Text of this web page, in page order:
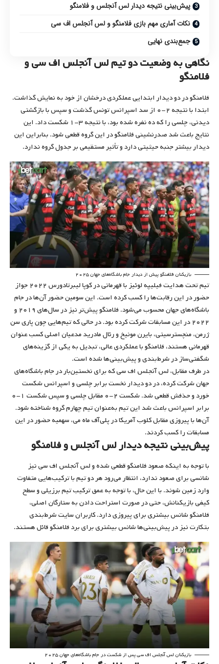
پیش‌بینی نتیجه دیدار لس آنجلس و فلامنگو
نکات آماری مهم بازی فلامنگو و لس آنجلس اف سی
جمع‌بندی نهایی
نگاهی به وضعیت دو تیم لس آنجلس اف سی و
فلامنگو
فلامنگو در دو دیدار ابتدایی عملکردی درخشان از خود به نمایش گذاشت.
ابتدا با نتیجه ۲-۰ از سد اسپرانس تونس گذشت و سپس با بازگشتی
دیدنی، چلسی را که ده نفره شده بود، با نتیجه ۳-۱ شکست داد. این
نتایج باعث شد صدرنشینی فلامنگو در این گروه قطعی شود. بنابراین این
دیدار بیشتر جنبه حیثیتی دارد و تأثیر مستقیمی بر جدول گروه ندارد.
بازیکنان فلامنگو پیش از دیدار جام باشگاه‌های جهان ۲۰۲۵
تیم تحت هدایت فیلیپه لوئیز با قهرمانی در کوپا لیبرتادورس ۲۰۲۲ جواز
حضور در این رقابت‌ها را کسب کرده است. این سومین حضور آن‌ها در جام
باشگاه‌های جهان محسوب می‌شود. فلامنگو پیش‌تر نیز در سال‌های ۲۰۱۹ و
۲۰۲۲ در این مسابقات شرکت کرده بود. در حالی که تیم‌هایی چون پاری سن
ژرمن، منچسترسیتی، بایرن مونیخ و رئال مادرید مدعیان اصلی کسب عنوان
قهرمانی هستند، فلامنگو با عملکردی عالی، تبدیل به یکی از گزینه‌های
شگفتی‌ساز در شرط‌بندی و پیش‌بینی‌ها شده است.
در طرف مقابل، لس آنجلس اف سی که برای نخستین‌بار در جام باشگاه‌های
جهان شرکت کرده، در دو دیدار نخست برابر چلسی و اسپرانس شکست
خورد و حذفش قطعی شد. شکست ۲-۰ مقابل چلسی و سپس شکست ۱-۰
برابر اسپرانس باعث شد این تیم به‌عنوان تیم چهارم گروه شناخته شود.
آن‌ها با پیروزی مقابل کلوب آمریکا در پلی‌آف ماه می، سهمیه حضور در این
مسابقات را کسب کردند.
پیش‌بینی نتیجه دیدار لس آنجلس و فلامنگو
با توجه به اینکه صعود فلامنگو قطعی شده و لس آنجلس اف سی نیز
شانسی برای صعود ندارد، انتظار می‌رود هر دو تیم با ترکیب‌هایی متفاوت
وارد زمین شوند. با این حال، با توجه به عمق ترکیب تیم برزیلی و سطح
کیفی بازیکنانش، حتی در صورت استراحت دادن به ستارگان اصلی،
فلامنگو شانس بیشتری برای پیروزی دارد. کاربران سایت شرط‌بندی
بتکارت نیز در پیش‌بینی‌ها شانس بیشتری برای برد فلامنگو قائل هستند.
بازیکنان لس آنجلس اف سی پس از شکست در جام باشگاه‌های جهان ۲۰۲۵